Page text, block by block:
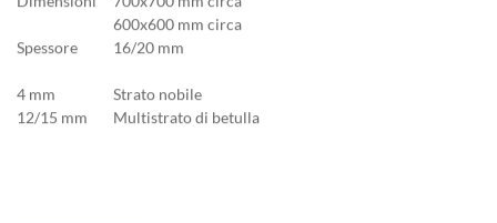
600x600 mm circa
16/20 mm
12/15 mm
Multistrato di betulla